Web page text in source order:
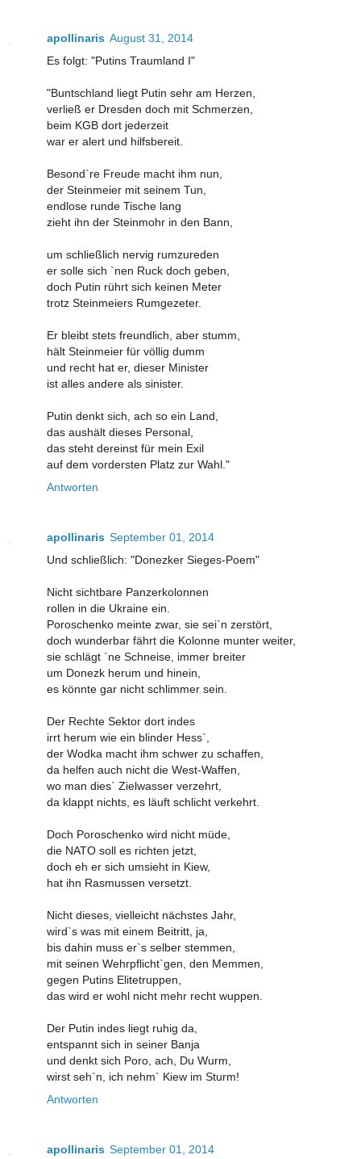
apollinaris August 31, 2014
Es folgt: "Putins Traumland I"
"Buntschland liegt Putin sehr am Herzen,
verließ er Dresden doch mit Schmerzen,
beim KGB dort jederzeit
war er alert und hilfsbereit.
Besond`re Freude macht ihm nun,
der Steinmeier mit seinem Tun,
endlose runde Tische lang
zieht ihn der Steinmohr in den Bann,
um schließlich nervig rumzureden
er solle sich `nen Ruck doch geben,
doch Putin rührt sich keinen Meter
trotz Steinmeiers Rumgezeter.
Er bleibt stets freundlich, aber stumm,
hält Steinmeier für völlig dumm
und recht hat er, dieser Minister
ist alles andere als sinister.
Putin denkt sich, ach so ein Land,
das aushält dieses Personal,
das steht dereinst für mein Exil
auf dem vordersten Platz zur Wahl."
Antworten
apollinaris September 01, 2014
Und schließlich: "Donezker Sieges-Poem"
Nicht sichtbare Panzerkolonnen
rollen in die Ukraine ein.
Poroschenko meinte zwar, sie sei`n zerstört,
doch wunderbar fährt die Kolonne munter weiter,
sie schlägt `ne Schneise, immer breiter
um Donezk herum und hinein,
es könnte gar nicht schlimmer sein.
Der Rechte Sektor dort indes
irrt herum wie ein blinder Hess`,
der Wodka macht ihm schwer zu schaffen,
da helfen auch nicht die West-Waffen,
wo man dies` Zielwasser verzehrt,
da klappt nichts, es läuft schlicht verkehrt.
Doch Poroschenko wird nicht müde,
die NATO soll es richten jetzt,
doch eh er sich umsieht in Kiew,
hat ihn Rasmussen versetzt.
Nicht dieses, vielleicht nächstes Jahr,
wird`s was mit einem Beitritt, ja,
bis dahin muss er`s selber stemmen,
mit seinen Wehrpflicht`gen, den Memmen,
gegen Putins Elitetruppen,
das wird er wohl nicht mehr recht wuppen.
Der Putin indes liegt ruhig da,
entspannt sich in seiner Banja
und denkt sich Poro, ach, Du Wurm,
wirst seh`n, ich nehm` Kiew im Sturm!
Antworten
apollinaris September 01, 2014